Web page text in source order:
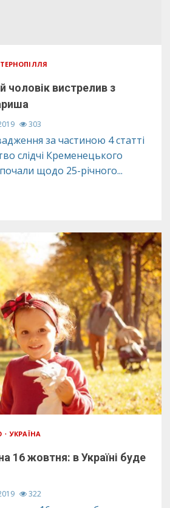
ТЕРНОПІЛЛЯ
чоловік вистрелив з
303
за частиною 4 статті
слідчі Кременецького
щодо 25-річного...
УКРАЇНА
16 жовтня: в Україні буде
322